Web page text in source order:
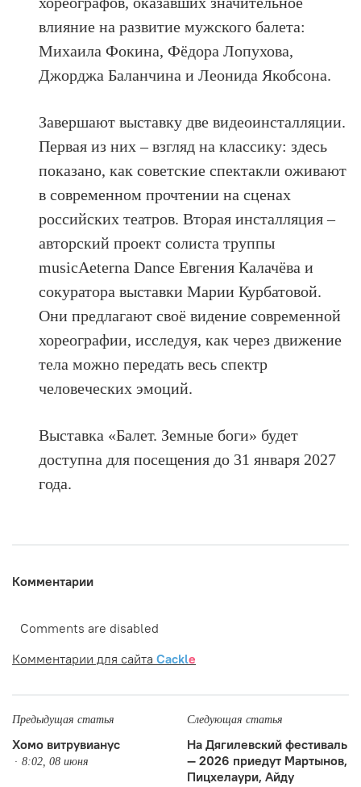
влияние на развитие мужского балета:
Михаила Фокина, Фёдора Лопухова,
Джорджа Баланчина и Леонида Якобсона.
Завершают выставку две видеоинсталляции.
Первая из них – взгляд на классику: здесь
показано, как советские спектакли оживают
в современном прочтении на сценах
российских театров. Вторая инсталляция –
авторский проект солиста труппы
musicAeterna Dance Евгения Калачёва и
сокуратора выставки Марии Курбатовой.
Они предлагают своё видение современной
хореографии, исследуя, как через движение
тела можно передать весь спектр
человеческих эмоций.
Выставка «Балет. Земные боги» будет
доступна для посещения до 31 января 2027
года.
Комментарии
Comments are disabled
Комментарии для сайта Cackle
Предыдущая статья
Хомо витрувианус
8:02, 08 июня
Следующая статья
На Дягилевский фестиваль
— 2026 приедут Мартынов,
Пицхелаури, Айду